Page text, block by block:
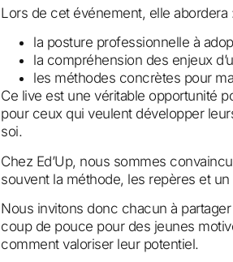
Lors de cet événement, elle abordera
la posture professionnelle à
la compréhension des enjeux
les méthodes concrètes pour
Ce live est une véritable opportunité
pour ceux qui veulent développer
soi.
Chez Ed’Up, nous sommes
souvent la méthode, les repères et
Nous invitons donc chacun à
coup de pouce pour des jeunes
comment valoriser leur potentiel.